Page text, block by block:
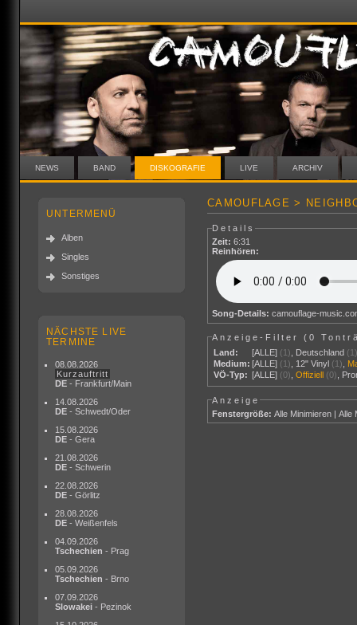
NEWS BAND DISKOGRAFIE LIVE ARCHIV
UNTERMENÜ
Alben
Singles
Sonstiges
NÄCHSTE LIVE
TERMINE
08.08.2026
Kurzauftritt
DE - Frankfurt/Main
14.08.2026
DE - Schwedt/Oder
15.08.2026
DE - Gera
21.08.2026
DE - Schwerin
22.08.2026
DE - Görlitz
28.08.2026
DE - Weißenfels
04.09.2026
Tschechien - Prag
05.09.2026
Tschechien - Brno
07.09.2026
Slowakei - Pezinok
CAMOUFLAGE >
Details
Zeit: 6:31
Reinhören:
Song-Details: camouflage-
Anzeige-Filter (0
Land:
[ALLE] (1) Deutschland
Medium: [ALLE] (1) 12" Vinyl (1)
VÖ-Typ: [ALLE] (0) ,Offiziell (0)
Anzeige
Fenstergröße: Alle Minimieren |Alle